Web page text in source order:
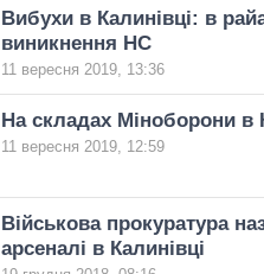
Вибухи в Калинівці: в
виникнення НС
11 вересня 2019, 13:36
На складах Міноборони в
11 вересня 2019, 12:59
Військова прокуратура
арсеналі в Калинівці